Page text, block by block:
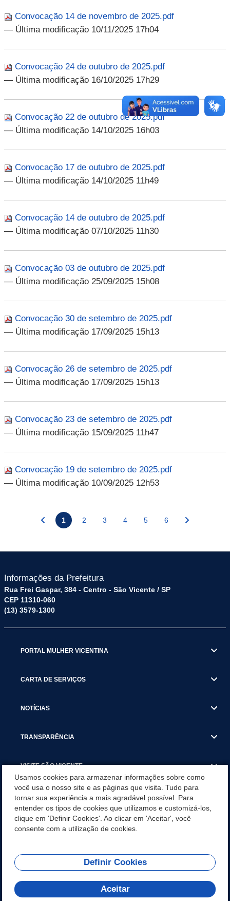
Convocação 14 de novembro de 2025.pdf
— Última modificação 10/11/2025 17h04
Convocação 24 de outubro de 2025.pdf
— Última modificação 16/10/2025 17h29
Convocação 22 de outubro de 2025.pdf
— Última modificação 14/10/2025 16h03
Convocação 17 de outubro de 2025.pdf
— Última modificação 14/10/2025 11h49
Convocação 14 de outubro de 2025.pdf
— Última modificação 07/10/2025 11h30
Convocação 03 de outubro de 2025.pdf
— Última modificação 25/09/2025 15h08
Convocação 30 de setembro de 2025.pdf
— Última modificação 17/09/2025 15h13
Convocação 26 de setembro de 2025.pdf
— Última modificação 17/09/2025 15h13
Convocação 23 de setembro de 2025.pdf
— Última modificação 15/09/2025 11h47
Convocação 19 de setembro de 2025.pdf
— Última modificação 10/09/2025 12h53
1 2 3 4 5 6
Informações da Prefeitura
Rua Frei Gaspar, 384 - Centro - São Vicente / SP
CEP 11310-060
(13) 3579-1300
PORTAL MULHER VICENTINA
CARTA DE SERVIÇOS
NOTÍCIAS
TRANSPARÊNCIA
VISITE SÃO VICENTE
SÃO VICENTE REFORÇA REDE DE PROTEÇÃO ÀS MULHERES
DURANTE O AGOSTO LILÁS COM AÇÕES DE
CONSCIENTIZAÇÃO E ACOLHIMENTO
REDES SOCIAIS
Usamos cookies para armazenar informações sobre como
você usa o nosso site e as páginas que visita. Tudo para
tornar sua experiência a mais agradável possível. Para
entender os tipos de cookies que utilizamos e customizá-los,
clique em 'Definir Cookies'. Ao clicar em 'Aceitar', você
consente com a utilização de cookies.
Definir Cookies
Aceitar
Olá! Como
posso te ajudar?